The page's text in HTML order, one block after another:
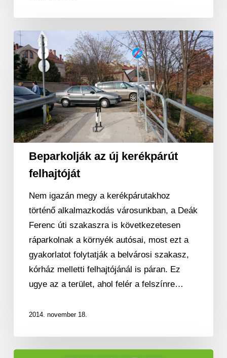
Beparkolják
az
új
kerékpárút
felhajtóját
Beparkolják az új kerékpárút
felhajtóját
Nem igazán megy a kerékpárutakhoz
történő alkalmazkodás városunkban, a Deák
Ferenc úti szakaszra is következetesen
ráparkolnak a környék autósai, most ezt a
gyakorlatot folytatják a belvárosi szakasz,
kórház melletti felhajtójánál is páran. Ez
ugye az a terület, ahol felér a felszínre…
2014. november 18.